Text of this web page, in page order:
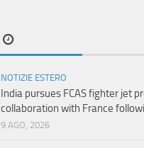
NOTIZIE ESTERO
India pursues FCAS fighter jet
collaboration with France
9 AGO, 2026